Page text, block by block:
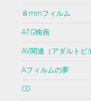
８mmフィルム
ATG映画
AV関連（アダルトビ
Aフィルムの夢
CD